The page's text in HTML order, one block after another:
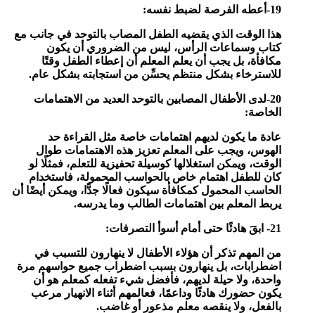
19-أعطه الفرصة لضبط نفسه:
هذا الوقت الذي يقضيه الطفل المصاب بالتوحد في جانب مع
كتاب وسماعات الرأس، ليس من الضروري أن يكون
مكافأة، بل يجب أن يعلم المعلم أن إعطاء الطفل وقتًا
للاسترخاء بشكل منتظم يحسِّن من استجابته بشكل عام.
20-لدى الأطفال المصابين بالتوحد العديد من الاهتمامات
الخاصة:
عادة ما يكون لديهم اهتمامات خاصة مثل القراءة حد
الهوس، ويجب على المعلم تعزيز هذه الاهتمامات طوال
الوقت، ويمكن استغلالها كوسيلة تحفيزية للتعلم، فمثلًا لو
كان للطفل اهتمام خاص بالحواسب المحمولة، فاستخدام
الحاسب المحمول كمكافأة سيكون فعالًا جدًّا، ويمكن أيضًا أن
يربط المعلم بين اهتمامات الطالب وما يدرسه.
21- ابقَ هادئًا حتى أمام أسوأ التصرفات:
من المهم تذكر أن هؤلاء الأطفال لا ينهارون للتسبب في
اضطرابات، بل ينهارون بسبب اضطراب جميع حواسهم مرة
واحدة، ولا حيلة لديهم، فأفضل شيء تفعله كمعلم هو أن
يكون حضورك هادئًا وداعمًا، فعالمهم أثناء الانهيار مرعب
بالفعل، ولا ينقصه معلم مذعور أو غاضب.